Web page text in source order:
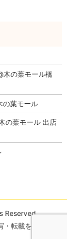
木の葉モール橋
の葉モール
の葉モール 出店
Reserved.
転載を禁じま